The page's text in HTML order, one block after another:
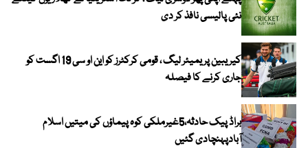
نئی پالیسی نافذ کر دی
کیریبین پریمیئر لیگ ، قومی کرکٹرز کو این او سی 19 اگست کو
جاری کرنے کا فیصلہ
براڈ پیک حادثہ،5غیرملکی کوہ پیماؤں کی میتیں اسلام
آبادپہنچادی گئیں